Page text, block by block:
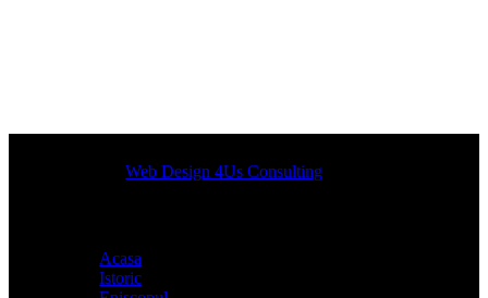
Designed byWeb Design 4Us Consulting
Acasa
Istoric